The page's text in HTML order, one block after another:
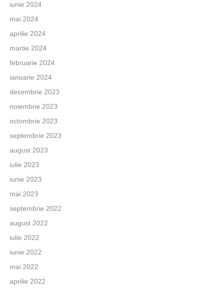
iunie 2024
mai 2024
aprilie 2024
martie 2024
februarie 2024
ianuarie 2024
decembrie 2023
noiembrie 2023
octombrie 2023
septembrie 2023
august 2023
iulie 2023
iunie 2023
mai 2023
septembrie 2022
august 2022
iulie 2022
iunie 2022
mai 2022
aprilie 2022